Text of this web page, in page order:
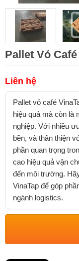
Pallet Vỏ
Liên hệ
Pallet vỏ café
hiệu quả mà còn là
nghiệp. Với nhiều
bền, và thân thiện
phần quan trọng
cao hiệu quả vận
đến môi trường.
VinaTap để góp
ngành logistics.